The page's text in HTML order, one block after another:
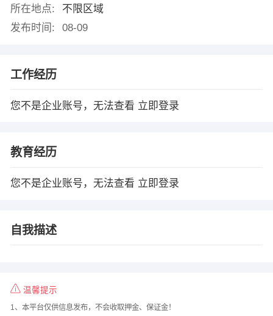
所在地点:
不限区域
发布时间:
08-09
工作经历
您不是企业账号，无法查看 立即登录
教育经历
您不是企业账号，无法查看 立即登录
自我描述
温馨提示
1、本平台仅供信息发布，不会收取押金、保证金！